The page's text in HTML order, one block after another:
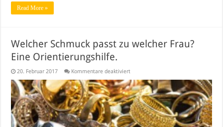
Read More »
Welcher Schmuck passt zu welcher Frau?
Eine Orientierungshilfe.
20. Februar 2017 Kommentare deaktiviertfür
Schmuck
passt
zu
welcher
Frau?
Eine
Orientierungshilfe.